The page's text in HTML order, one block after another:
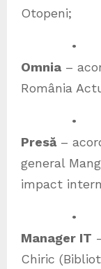
Otopeni;
Omnia –
România
Presă–
general
impact
Manager IT
Chiric